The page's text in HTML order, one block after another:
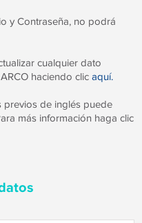
y Contraseña, no podrá
cualquier dato
haciendo clicaquí.
previos de inglés puede
más información haga clic